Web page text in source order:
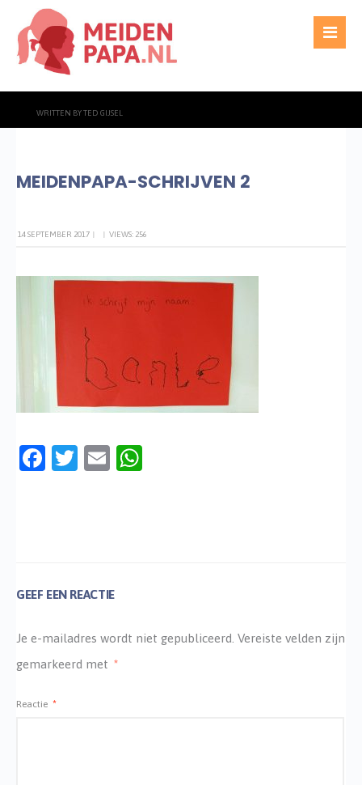
WRITTEN BYTED GIJSEL
MEIDENPAPA-SCHRIJVEN 2
14 SEPTEMBER 2017 | | VIEWS: 256
Facebook
Twitter
Email
GEEF EEN REACTIE
Je e-mailadres wordt niet gepubliceerd. Vereiste velden zijn
gemarkeerd met *
Reactie *